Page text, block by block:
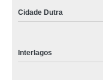
Cidade Dutra
Interlagos